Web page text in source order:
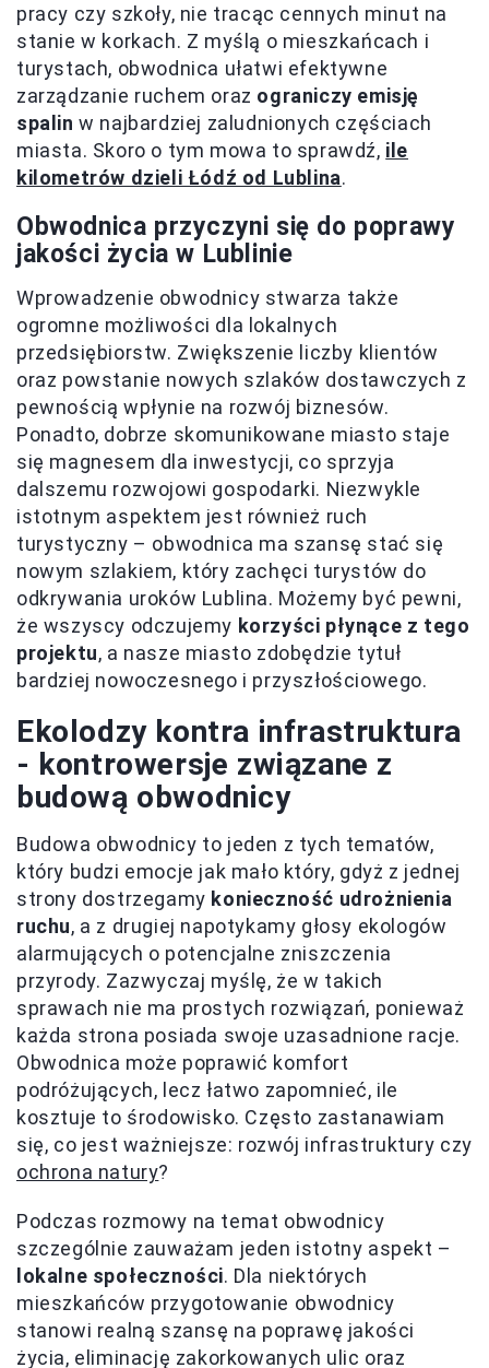
pracy czy szkoły, nie tracąc cennych minut na
stanie w korkach. Z myślą o mieszkańcach i
turystach, obwodnica ułatwi efektywne
zarządzanie ruchem oraz ograniczy emisję
spalin w najbardziej zaludnionych częściach
miasta. Skoro o tym mowa to sprawdź, ile
kilometrów dzieli Łódź od Lublina.
Obwodnica przyczyni się do poprawy
jakości życia w Lublinie
Wprowadzenie obwodnicy stwarza także
ogromne możliwości dla lokalnych
przedsiębiorstw. Zwiększenie liczby klientów
oraz powstanie nowych szlaków dostawczych z
pewnością wpłynie na rozwój biznesów.
Ponadto, dobrze skomunikowane miasto staje
się magnesem dla inwestycji, co sprzyja
dalszemu rozwojowi gospodarki. Niezwykle
istotnym aspektem jest również ruch
turystyczny – obwodnica ma szansę stać się
nowym szlakiem, który zachęci turystów do
odkrywania uroków Lublina. Możemy być pewni,
że wszyscy odczujemy korzyści płynące z tego
projektu, a nasze miasto zdobędzie tytuł
bardziej nowoczesnego i przyszłościowego.
Ekolodzy kontra infrastruktura
- kontrowersje związane z
budową obwodnicy
Budowa obwodnicy to jeden z tych tematów,
który budzi emocje jak mało który, gdyż z jednej
strony dostrzegamy konieczność udrożnienia
ruchu, a z drugiej napotykamy głosy ekologów
alarmujących o potencjalne zniszczenia
przyrody. Zazwyczaj myślę, że w takich
sprawach nie ma prostych rozwiązań, ponieważ
każda strona posiada swoje uzasadnione racje.
Obwodnica może poprawić komfort
podróżujących, lecz łatwo zapomnieć, ile
kosztuje to środowisko. Często zastanawiam
się, co jest ważniejsze: rozwój infrastruktury czy
ochrona natury?
Podczas rozmowy na temat obwodnicy
szczególnie zauważam jeden istotny aspekt –
lokalne społeczności. Dla niektórych
mieszkańców przygotowanie obwodnicy
stanowi realną szansę na poprawę jakości
życia, eliminację zakorkowanych ulic oraz